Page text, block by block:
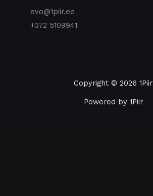
evo@1piir.ee
+372 5109941
Copyright © 2026 1Piir
Powered by 1Piir